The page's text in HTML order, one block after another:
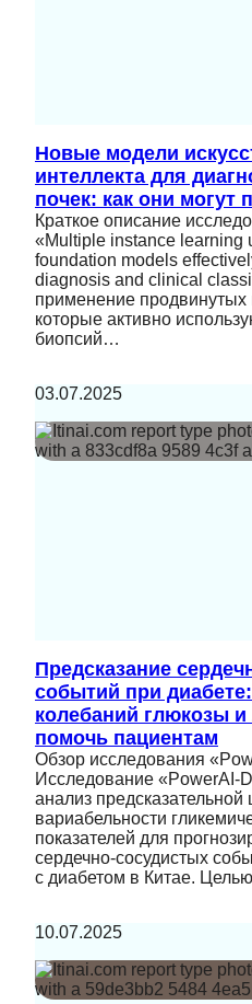
Новые модели
интеллекта для
почек: как они могут
Краткое описание
«Multiple instance learning
foundation models
diagnosis and clinical
применение продвинутых
которые активно
биопсий…
03.07.2025
Предсказание
событий при
колебаний глюкозы
помочь пациентам
Обзор исследования
Исследование «PowerAI-
анализ предсказательной
вариабельности
показателей для
сердечно-сосудистых
с диабетом в Китае.
10.07.2025